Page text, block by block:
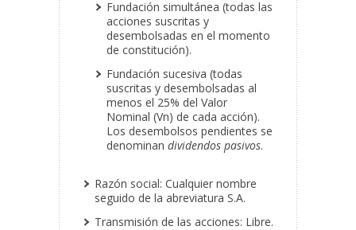
Fundación simultánea (todas las
acciones suscritas y
desembolsadas en el momento
de constitución).
Fundación sucesiva (todas
suscritas y desembolsadas al
menos el 25% del Valor
Nominal (Vn) de cada acción).
Los desembolsos pendientes se
denominan dividendos pasivos.
Razón social: Cualquier nombre
seguido de la abreviatura S.A.
Transmisión de las acciones: Libre.